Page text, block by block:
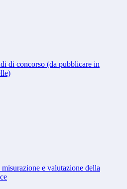
di concorso (da pubblicare in
misurazione e valutazione della